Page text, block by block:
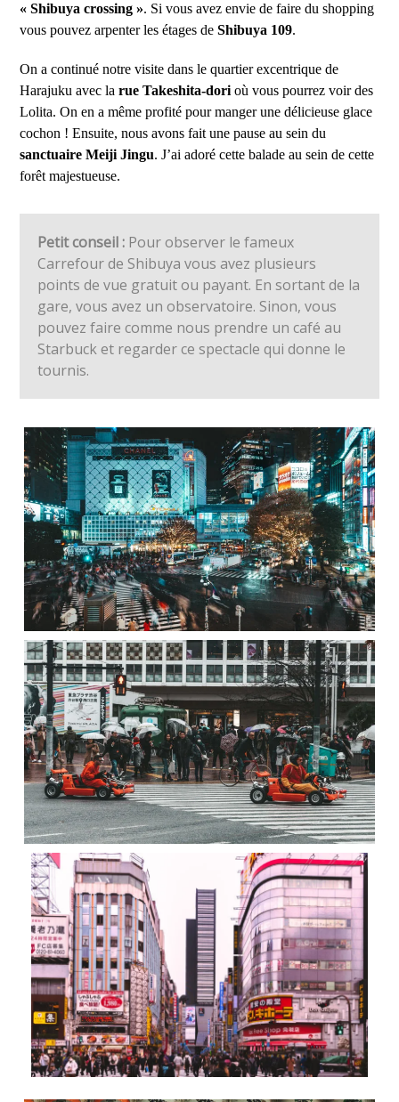
« Shibuya crossing ». Si vous avez envie de faire du shopping
vous pouvez arpenter les étages deShibuya 109.
On a continué notre visite dans le quartier excentrique de
Harajuku avec larue Takeshita-dori où vous pourrez voir des
Lolita. On en a même profité pour manger une délicieuse glace
cochon ! Ensuite, nous avons fait une pause au sein du
sanctuaire Meiji Jingu. J’ai adoré cette balade au sein de cette
forêt majestueuse.
Petit conseil : Pour observer le fameux
Carrefour de Shibuya vous avez plusieurs
points de vue gratuit ou payant. En sortant de la
gare, vous avez un observatoire. Sinon, vous
pouvez faire comme nous prendre un café au
Starbuck et regarder ce spectacle qui donne le
tournis.